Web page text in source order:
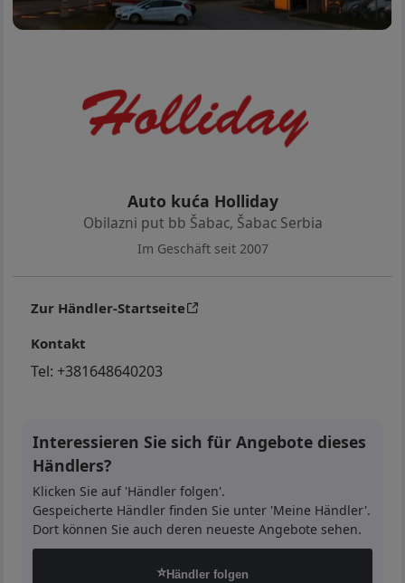
Auto kuća Holliday
Obilazni put bb Šabac, Šabac Serbia
Im Geschäft seit 2007
Zur Händler-Startseite
Kontakt
Tel: +381648640203
Interessieren Sie sich für Angebote dieses
Händlers?
Klicken Sie auf 'Händler folgen'.
Gespeicherte Händler finden Sie unter 'Meine Händler'.
Dort können Sie auch deren neueste Angebote sehen.
⭐Händler folgen